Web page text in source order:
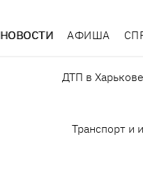
НОВОСТИ АФИША
ДТП в
Транспорт и